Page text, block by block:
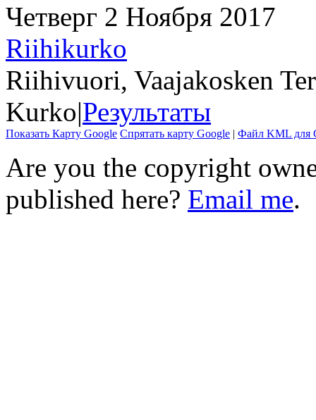
Четверг 2 Ноября 2017
Riihikurko
Riihivuori, Vaajakosken
Kurko|Результаты
Показать Карту Google Спрятать карту Google | Файл KML для
Are you the copyright
published here? Email me.